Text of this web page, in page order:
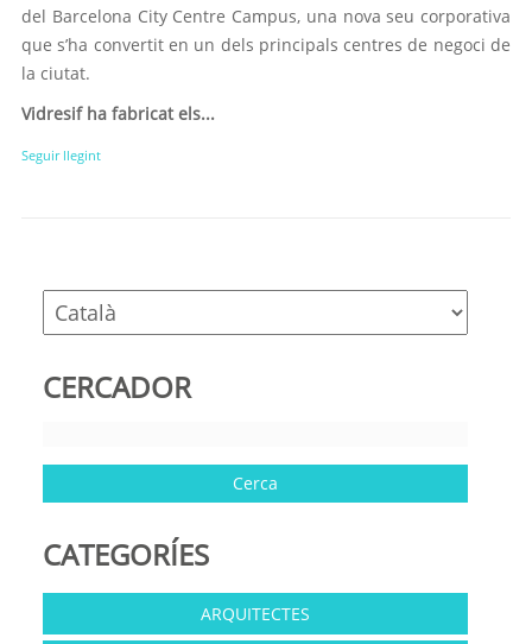
del Barcelona City Centre Campus, una nova seu corporativa
que s’ha convertit en un dels principals centres de negoci de
la ciutat.
Vidresif ha fabricat els...
Seguir llegint
CERCADOR
CATEGORÍES
ARQUITECTES